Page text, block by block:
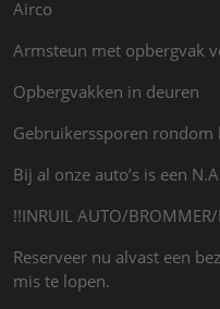
Airco
Armsteun met opbergvak
Opbergvakken in deuren
Gebruikerssporen rondom
Bij al onze auto’s is een
!!INRUIL AUTO/
Reserveer nu alvast een
mis te lopen.